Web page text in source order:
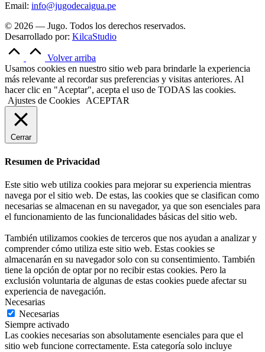
Email: info@jugodecaigua.pe
© 2026 — Jugo. Todos los derechos reservados.
Desarrollado por: KilcaStudio
Volver arriba
Usamos cookies en nuestro sitio web para brindarle la experiencia
más relevante al recordar sus preferencias y visitas anteriores. Al
hacer clic en "Aceptar", acepta el uso de TODAS las cookies.
Ajustes de Cookies ACEPTAR
Cerrar
Resumen de Privacidad
Este sitio web utiliza cookies para mejorar su experiencia mientras
navega por el sitio web. De estas, las cookies que se clasifican como
necesarias se almacenan en su navegador, ya que son esenciales para
el funcionamiento de las funcionalidades básicas del sitio web.
También utilizamos cookies de terceros que nos ayudan a analizar y
comprender cómo utiliza este sitio web. Estas cookies se
almacenarán en su navegador solo con su consentimiento. También
tiene la opción de optar por no recibir estas cookies. Pero la
exclusión voluntaria de algunas de estas cookies puede afectar su
experiencia de navegación.
Necesarias
Necesarias
Siempre activado
Las cookies necesarias son absolutamente esenciales para que el
sitio web funcione correctamente. Esta categoría solo incluye